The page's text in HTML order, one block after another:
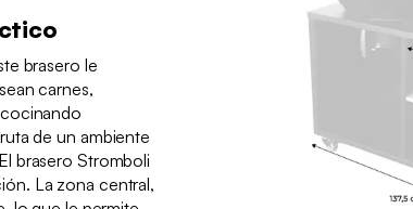
brasero le
carnes,
de un ambiente
brasero Stromboli
La zona central,